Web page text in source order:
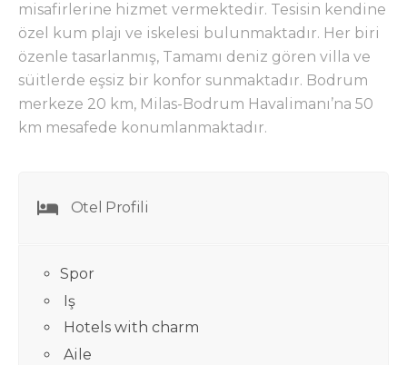
misafirlerine hizmet vermektedir. Tesisin kendine
özel kum plajı ve iskelesi bulunmaktadır. Her biri
özenle tasarlanmış, Tamamı deniz gören villa ve
süitlerde eşsiz bir konfor sunmaktadır. Bodrum
merkeze 20 km, Milas-Bodrum Havalimanı’na 50
km mesafede konumlanmaktadır.
Otel Profili
Spor
Iş
Hotels with charm
Aile